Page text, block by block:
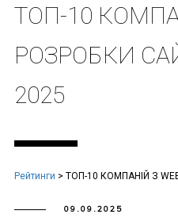
ТОП-10
РОЗРОБКИ
2025
Рейтинги > ТОП-10 КОМПАНІЙ З
09.09.2025